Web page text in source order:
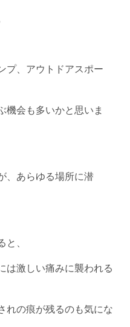
プ、アウトドアスポー
機会も多いかと思いま
、あらゆる場所に潜
、
は激しい痛みに襲われる
れの痕が残るのも気にな